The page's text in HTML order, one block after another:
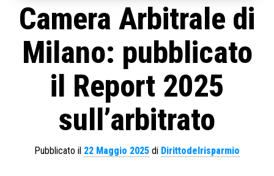
Camera Arbitrale di
Milano: pubblicato
il Report 2025
sull’arbitrato
Pubblicato il 22 Maggio 2025 di Dirittodelrisparmio